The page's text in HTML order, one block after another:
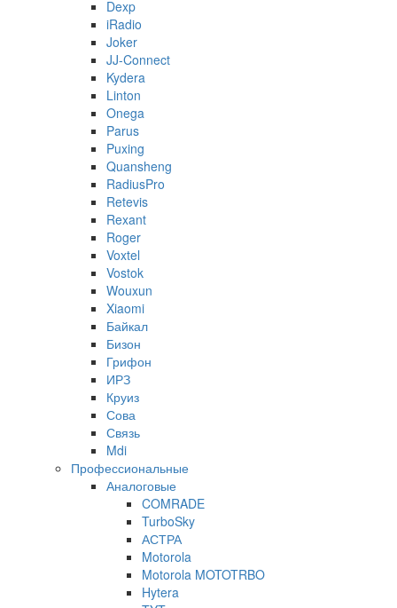
Dexp
iRadio
Joker
JJ-Connect
Kydera
Linton
Onega
Parus
Puxing
Quansheng
RadiusPro
Retevis
Rexant
Roger
Voxtel
Vostok
Wouxun
Xiaomi
Байкал
Бизон
Грифон
ИРЗ
Круиз
Сова
Связь
Mdi
Профессиональные
Аналоговые
COMRADE
TurboSky
АСТРА
Motorola
Motorola MOTOTRBO
Hytera